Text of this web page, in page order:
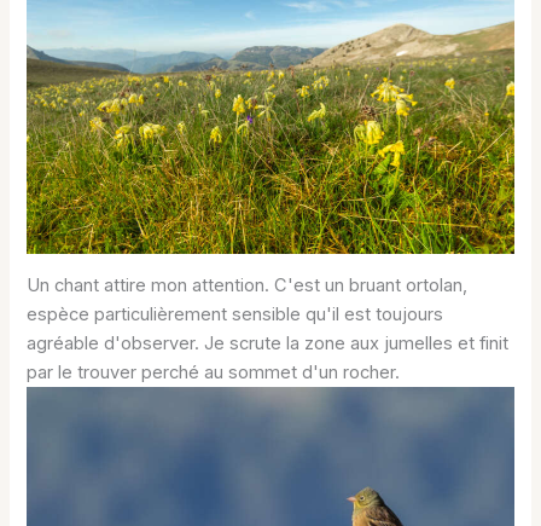
Un chant attire mon attention. C'est un bruant ortolan,
espèce particulièrement sensible qu'il est toujours
agréable d'observer. Je scrute la zone aux jumelles et finit
par le trouver perché au sommet d'un rocher.